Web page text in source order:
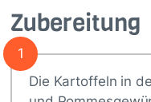
Zubereitung
1
Die Kartoffeln in